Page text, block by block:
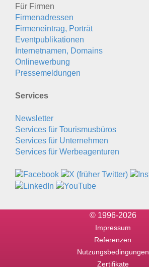
Für Firmen
Firmenadressen
Firmeneintrag, Porträt
Eventpublikationen
Internetnamen, Domains
Onlinewerbung
Pressemeldungen
Services
Newsletter
Services für Tourismusbüros
Services für Unternehmen
Services für Werbeagenturen
© 1996-2026
Impressum
Referenzen
Nutzungsbedingungen
Zertifikate